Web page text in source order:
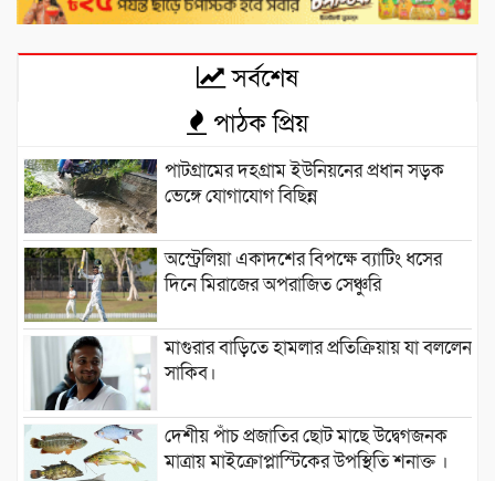
সর্বশেষ
পাঠক প্রিয়
পাটগ্রামের দহগ্রাম ইউনিয়নের প্রধান সড়ক
ভেঙ্গে যোগাযোগ বিছিন্ন
অস্ট্রেলিয়া একাদশের বিপক্ষে ব্যাটিং ধসের
দিনে মিরাজের অপরাজিত সেঞ্চুরি
মাগুরার বাড়িতে হামলার প্রতিক্রিয়ায় যা বললেন
সাকিব।
দেশীয় পাঁচ প্রজাতির ছোট মাছে উদ্বেগজনক
মাত্রায় মাইক্রোপ্লাস্টিকের উপস্থিতি শনাক্ত ।